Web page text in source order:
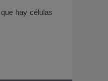
hay células